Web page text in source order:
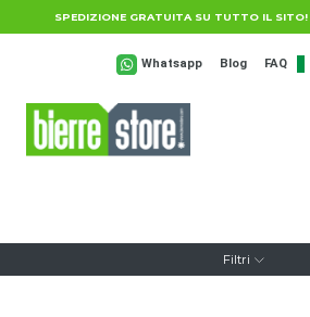
Salta al contenuto principale
SPEDIZIONE GRATUITA SU TUTTO IL SITO!
Whatsapp Blog FAQ
Filtri